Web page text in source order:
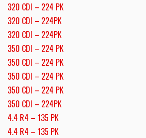
320 CDI – 224 PK
320 CDI – 224PK
320 CDI – 224PK
350 CDI – 224 PK
350 CDI – 224 PK
350 CDI – 224 PK
350 CDI – 224 PK
350 CDI – 224PK
4.4 R4 – 135 PK
4.4 R4 – 135 PK